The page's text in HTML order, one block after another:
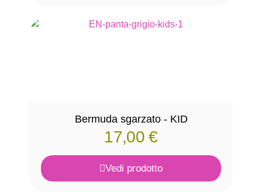
Bermuda sgarzato - KID
17,00€
Vedi prodotto